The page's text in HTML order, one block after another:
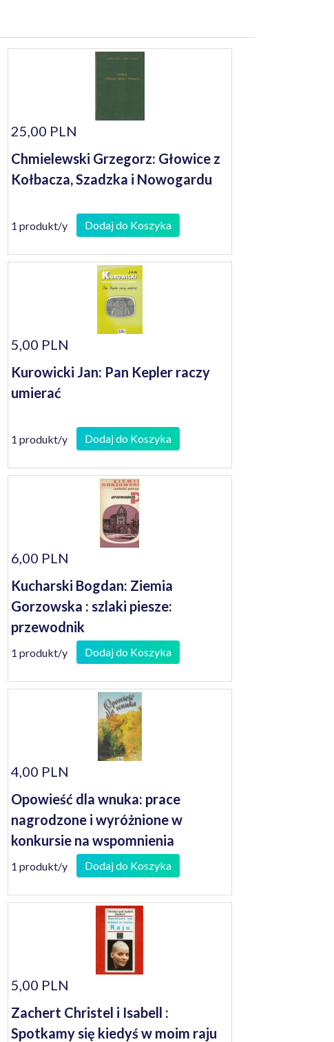
25,00 PLN
Chmielewski Grzegorz: Głowice z
Kołbacza, Szadzka i Nowogardu
1 produkt/y Dodaj do Koszyka
5,00 PLN
Kurowicki Jan: Pan Kepler raczy
umierać
1 produkt/y Dodaj do Koszyka
6,00 PLN
Kucharski Bogdan: Ziemia
Gorzowska : szlaki piesze:
przewodnik
1 produkt/y Dodaj do Koszyka
4,00 PLN
Opowieść dla wnuka: prace
nagrodzone i wyróżnione w
konkursie na wspomnienia
seniorów
1 produkt/y Dodaj do Koszyka
5,00 PLN
Zachert Christel i Isabell :
Spotkamy się kiedyś w moim raju